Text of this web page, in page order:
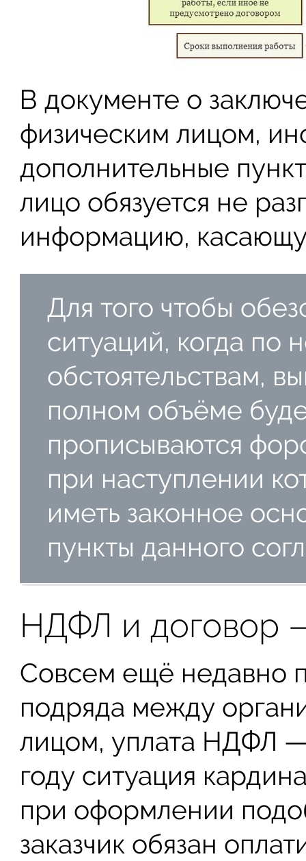
В документе о
физическим лицом,
дополнительные
лицо обязуется не
информацию,
Для того чтобы
ситуаций, когда по
обстоятельствам,
полном объёме
прописываются
при наступлении
иметь законное
пункты данного
НДФЛ и договор
Совсем ещё недавно
подряда между
лицом, уплата НДФЛ —
году ситуация
при оформлении
заказчик обязан